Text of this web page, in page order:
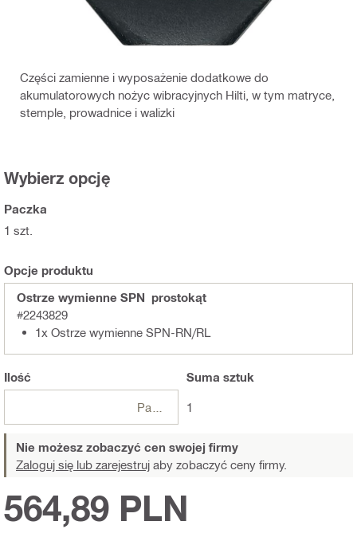
Części zamienne i wyposażenie dodatkowe do
akumulatorowych nożyc wibracyjnych Hilti, w tym matryce,
stemple, prowadnice i walizki
Wybierz opcję
Paczka
1 szt.
Opcje produktu
Ostrze wymienne SPN prostokąt
#2243829
1x Ostrze wymienne SPN-RN/RL
Ilość Suma sztuk
1
Nie możesz zobaczyć cen swojej firmy
Zaloguj się lub zarejestruj aby zobaczyć ceny firmy.
564,89 PLN